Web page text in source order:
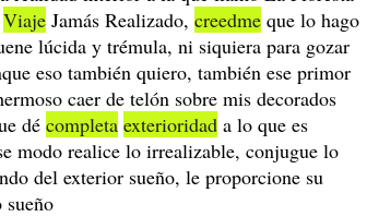
Viaje Jamás Realizado, creedme que lo hago
lúcida y trémula, ni siquiera para gozar
eso también quiero, también ese primor
caer de telón sobre mis decorados
dé completa exterioridad a lo que es
modo realice lo irrealizable, conjugue lo
del exterior sueño, le proporcione su
sueño